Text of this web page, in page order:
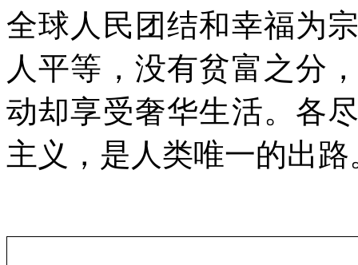
全球人民团结和幸福为
人平等，没有贫富之分
动却享受奢华生活。各
主义，是人类唯一的出路